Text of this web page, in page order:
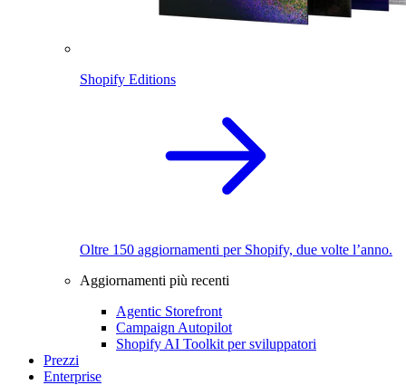
Shopify Editions
Oltre 150 aggiornamenti per Shopify, due volte l’anno.
Aggiornamenti più recenti
Agentic Storefront
Campaign Autopilot
Shopify AI Toolkit per sviluppatori
Prezzi
Enterprise